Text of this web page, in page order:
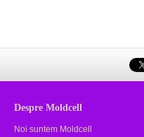
Despre Moldcell
Noi suntem Moldcell